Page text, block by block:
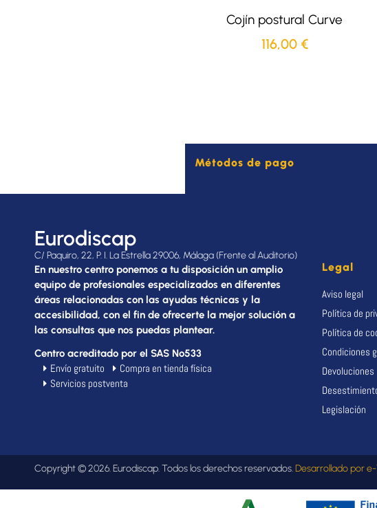
Cojín postural Curve
116,00 €
Métodos de pago
Eurodiscap
C/ Paquiro, 22, P. I. La Estrella 29006, Málaga (Frente al Auditorio)
En nuestro centro ponemos a tu disposición un amplio
equipo de profesionales especializados en diferentes
áreas relacionadas con las ayudas técnicas y la
accesibilidad, con el fin de ofrecerte la mejor solución a
las consultas que nos puedas plantear.
Centro acreditado por el SAS Nº533
Envío gratuito
Compra en tienda física
Servicios postventa
Legal
Aviso legal
Política de
Política de
Condiciones
Devoluciones
Legislación
Copyright © 2026. Eurodiscap. Todos los derechos reservados.Desarrollado pore-